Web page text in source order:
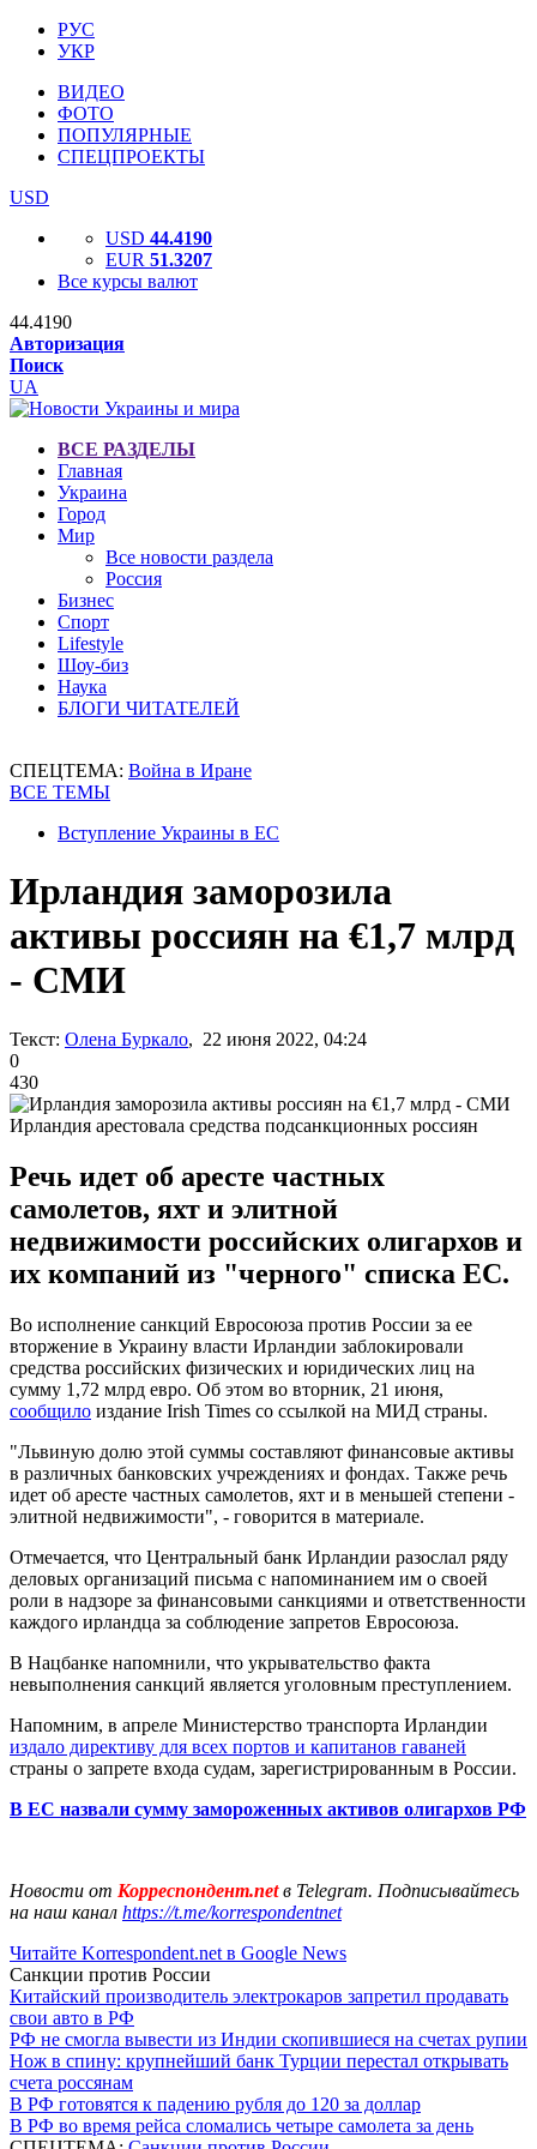
РУС
УКР
ВИДЕО
ФОТО
ПОПУЛЯРНЫЕ
СПЕЦПРОЕКТЫ
USD
USD 44.4190
EUR 51.3207
Все курсы валют
44.4190
Авторизация
Поиск
UA
ВСЕ РАЗДЕЛЫ
Главная
Украина
Город
Мир
Все новости раздела
Россия
Бизнес
Спорт
Lifestyle
Шоу-биз
Наука
БЛОГИ ЧИТАТЕЛЕЙ
СПЕЦТЕМА: Война в Иране
ВСЕ ТЕМЫ
Вступление Украины в ЕС
Ирландия заморозила
активы россиян на €1,7 млрд
- СМИ
Текст: Олена Буркало, 22 июня 2022, 04:24
0
430
Ирландия арестовала средства подсанкционных россиян
Речь идет об аресте частных
самолетов, яхт и элитной
недвижимости российских олигархов и
их компаний из "черного" списка ЕС.
Во исполнение санкций Евросоюза против России за ее
вторжение в Украину власти Ирландии заблокировали
средства российских физических и юридических лиц на
сумму 1,72 млрд евро. Об этом во вторник, 21 июня,
сообщило издание Irish Times со ссылкой на МИД страны.
"Львиную долю этой суммы составляют финансовые активы
в различных банковских учреждениях и фондах. Также речь
идет об аресте частных самолетов, яхт и в меньшей степени -
элитной недвижимости", - говорится в материале.
Отмечается, что Центральный банк Ирландии разослал ряду
деловых организаций письма с напоминанием им о своей
роли в надзоре за финансовыми санкциями и ответственности
каждого ирландца за соблюдение запретов Евросоюза.
В Нацбанке напомнили, что укрывательство факта
невыполнения санкций является уголовным преступлением.
Напомним, в апреле Министерство транспорта Ирландии
издало директиву для всех портов и капитанов гаваней
страны о запрете входа судам, зарегистрированным в России.
В ЕС назвали сумму замороженных активов олигархов РФ
Новости от Корреспондент.netв Telegram. Подписывайтесь
на наш канал https://t.me/korrespondentnet
Читайте Korrespondent.net в Google News
Санкции против России
Китайский производитель электрокаров запретил продавать
свои авто в РФ
РФ не смогла вывести из Индии скопившиеся на счетах рупии
Нож в спину: крупнейший банк Турции перестал открывать
счета россянам
В РФ готовятся к падению рубля до 120 за доллар
В РФ во время рейса сломались четыре самолета за день